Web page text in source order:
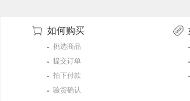
如何购买
挑选商品
提交订单
拍下付款
验货确认